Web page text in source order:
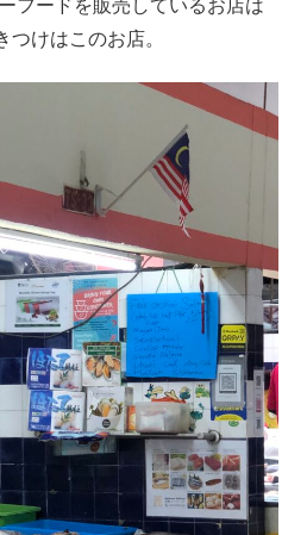
フードを販売しているお店は
けはこのお店。